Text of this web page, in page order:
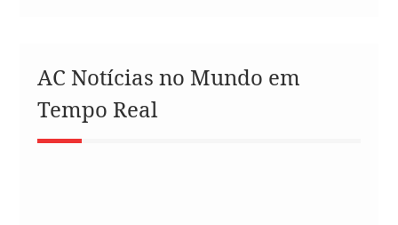
AC Notícias no Mundo em
Tempo Real